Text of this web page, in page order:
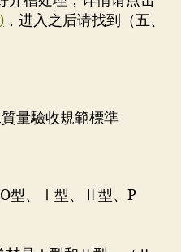
，进入之后请找到（五、
量驗收規範標準
O型、Ⅰ型、Ⅱ型、P